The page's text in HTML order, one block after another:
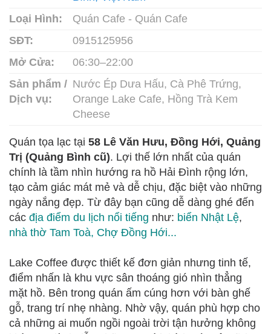
Loại Hình:
Quán Cafe - Quán Cafe
SĐT:
0915125956
Mở Cửa:
06:30–22:00
Sản phẩm /
Dịch vụ:
Nước Ép Dưa Hấu, Cà Phê Trứng,
Orange Lake Cafe, Hồng Trà Kem
Cheese
Quán tọa lạc tại 58 Lê Văn Hưu, Đồng Hới, Quảng
Trị (Quảng Bình cũ). Lợi thế lớn nhất của quán
chính là tầm nhìn hướng ra hồ Hải Đình rộng lớn,
tạo cảm giác mát mẻ và dễ chịu, đặc biệt vào những
ngày nắng đẹp. Từ đây bạn cũng dễ dàng ghé đến
các địa điểm du lịch nổi tiếng như: biển Nhật Lệ,
nhà thờ Tam Toà, Chợ Đồng Hới...
Lake Coffee được thiết kế đơn giản nhưng tinh tế,
điểm nhấn là khu vực sân thoáng gió nhìn thẳng
mặt hồ. Bên trong quán ấm cúng hơn với bàn ghế
gỗ, trang trí nhẹ nhàng. Nhờ vậy, quán phù hợp cho
cả những ai muốn ngồi ngoài trời tận hưởng không